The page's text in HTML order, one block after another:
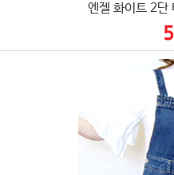
엔젤 화이트 2단